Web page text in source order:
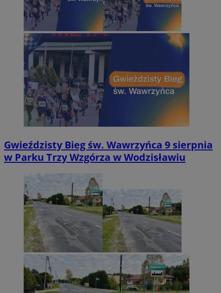
Gwieździsty Bieg św. Wawrzyńca 9 sierpnia
w Parku Trzy Wzgórza w Wodzisławiu